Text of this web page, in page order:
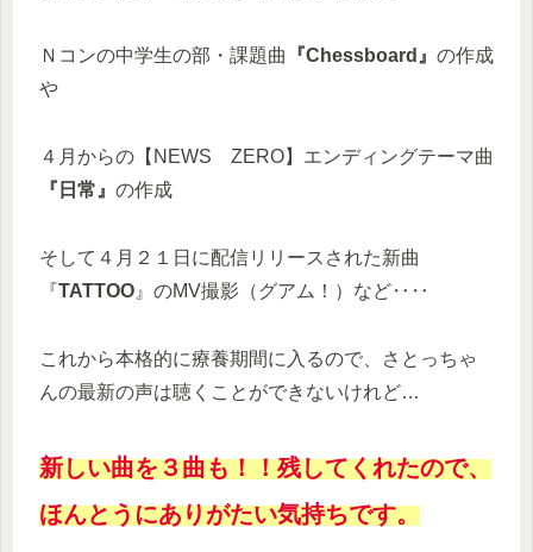
Ｎコンの中学生の部・課題曲 『Chessboard』 の作成
や
４月からの【NEWS ZERO】エンディングテーマ曲
『日常』 の作成
そして４月２１日に配信リリースされた新曲
『TATTOO 』のMV撮影（グアム！）など‥‥
これから本格的に療養期間に入るので、さとっちゃ
んの最新の声は聴くことができないけれど…
新しい曲を３曲も！！残してくれたので、
ほんとうにありがたい気持ちです。